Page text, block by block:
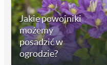
Jakie powojniki
możemy
posadzić w
ogrodzie?